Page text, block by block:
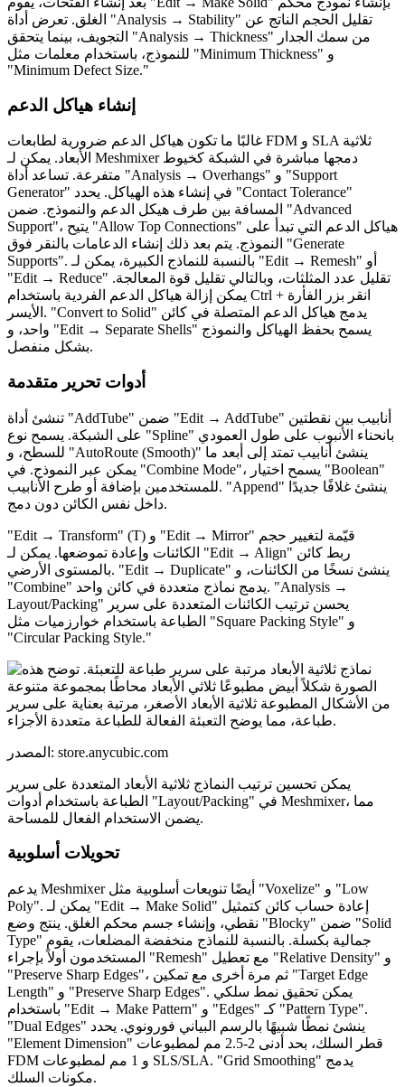
الغلق. تعرض أداة "Analysis → Stability" تقليل الحجم الناتج عن
التجويف، بينما يتحقق "Analysis → Thickness" من سمك الجدار
للنموذج، باستخدام معلمات مثل "Minimum Thickness" و
"Minimum Defect Size."
إنشاء هياكل الدعم
غالبًا ما تكون هياكل الدعم ضرورية لطابعات FDM و SLA ثلاثية
الأبعاد. يمكن لـ Meshmixer دمجها مباشرة في الشبكة كخيوط
متفرعة. تساعد أداة "Analysis → Overhangs" و "Support
Generator" في إنشاء هذه الهياكل. يحدد "Contact Tolerance"
المسافة بين طرف هيكل الدعم والنموذج. ضمن "Advanced
Support"، يتيح "Allow Top Connections" هياكل الدعم التي تبدأ على
النموذج. يتم بعد ذلك إنشاء الدعامات بالنقر فوق "Generate
Supports". بالنسبة للنماذج الكبيرة، يمكن لـ "Edit → Remesh" أو
"Edit → Reduce" تقليل عدد المثلثات، وبالتالي تقليل قوة المعالجة.
يمكن إزالة هياكل الدعم الفردية باستخدام Ctrl + انقر بزر الفأرة
الأيسر. "Convert to Solid" يدمج هياكل الدعم المتصلة في كائن
واحد، و "Edit → Separate Shells" يسمح بحفظ الهياكل والنموذج
بشكل منفصل.
أدوات تحرير متقدمة
تنشئ أداة "AddTube" ضمن "Edit → AddTube" أنابيب بين نقطتين
على الشبكة. يسمح نوع "Spline" بانحناء الأنبوب على طول العمودي
للسطح، و "AutoRoute (Smooth)" ينشئ أنابيب تمتد إلى أبعد ما
يمكن عبر النموذج. في "Combine Mode"، يسمح اختيار "Boolean"
للمستخدمين بإضافة أو طرح الأنابيب. "Append" ينشئ غلافًا جديدًا
داخل نفس الكائن دون دمج.
"Edit → Transform" (T) و "Edit → Mirror" قيّمة لتغيير حجم
الكائنات وإعادة تموضعها. يمكن لـ "Edit → Align" ربط كائن
بالمستوى الأرضي. "Edit → Duplicate" ينشئ نسخًا من الكائنات، و
"Combine" يدمج نماذج متعددة في كائن واحد. "Analysis →
Layout/Packing" يحسن ترتيب الكائنات المتعددة على سرير
الطباعة باستخدام خوارزميات مثل "Square Packing Style" و
"Circular Packing Style."
المصدر: store.anycubic.com
يمكن تحسين ترتيب النماذج ثلاثية الأبعاد المتعددة على سرير
الطباعة باستخدام أدوات "Layout/Packing" في Meshmixer، مما
يضمن الاستخدام الفعال للمساحة.
تحويلات أسلوبية
يدعم Meshmixer أيضًا تنويعات أسلوبية مثل "Voxelize" و "Low
Poly". يمكن لـ "Edit → Make Solid" إعادة حساب كائن كتمثيل
نقطي، وإنشاء جسم محكم الغلق. ينتج وضع "Blocky" ضمن "Solid
Type" جمالية بكسلة. بالنسبة للنماذج منخفضة المضلعات، يقوم
المستخدمون أولاً بإجراء "Remesh" مع تعطيل "Relative Density" و
"Preserve Sharp Edges"، ثم مرة أخرى مع تمكين "Target Edge
Length" و "Preserve Sharp Edges". يمكن تحقيق نمط سلكي
باستخدام "Edit → Make Pattern" و "Edges" كـ "Pattern Type".
"Dual Edges" ينشئ نمطًا شبيهًا بالرسم البياني فورونوي. يحدد
"Element Dimension" قطر السلك، بحد أدنى 2-2.5 مم لمطبوعات
FDM و 1 مم لمطبوعات SLS/SLA. "Grid Smoothing" يدمج
مكونات السلك.